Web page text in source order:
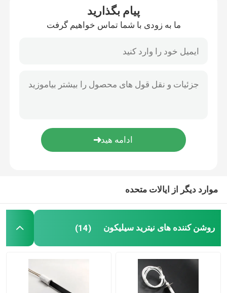
پیام بگذارید
ما به زودی با شما تماس خواهیم گرفت
موارد دیگر از ایالات متحده
روشن کننده های نیترید سیلیکون (14)